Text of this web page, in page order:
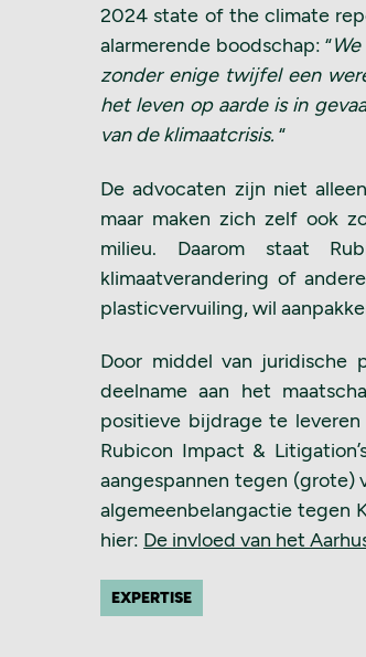
2024 state of the climate
alarmerende boodschap: “
zonder enige twijfel een
het leven op aarde is in
van de klimaatcrisis. “
De advocaten zijn niet
maar maken zich zelf ook
milieu. Daarom staat
klimaatverandering of
plasticvervuiling, wil
Door middel van juridische
deelname aan het
positieve bijdrage te leveren
Rubicon Impact &
aangespannen tegen (grote)
algemeenbelangactie tegen
hier: De invloed van het
EXPERTISE